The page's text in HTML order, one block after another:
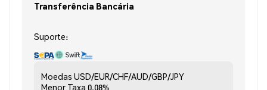
Transferência Bancária
Suporte:
Moedas USD/EUR/CHF/AUD/GBP/JPY
Menor Taxa 0.08%